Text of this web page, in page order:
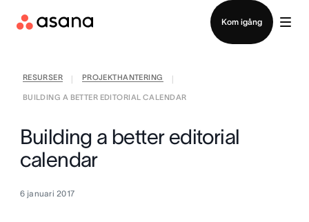
Kom igång
RESURSER PROJEKTHANTERING
BUILDING A BETTER EDITORIAL CALENDAR
Building a better editorial
calendar
6 januari 2017